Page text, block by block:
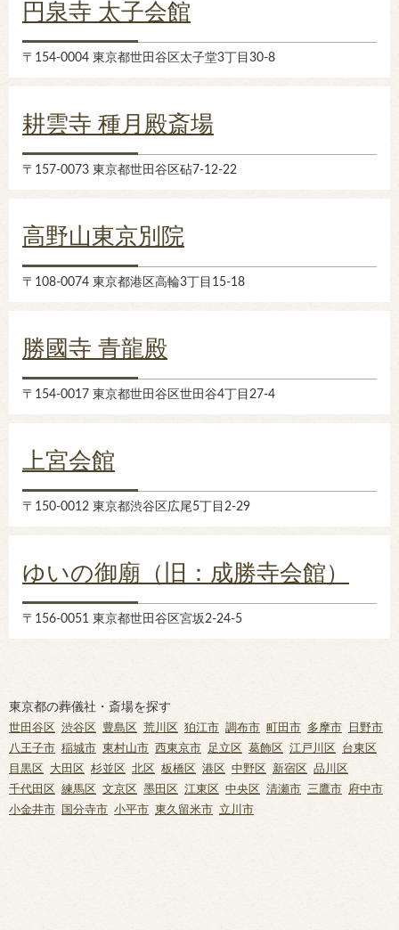
円泉寺 太子会館
〒154-0004 東京都世田谷区太子堂3丁目30-8
耕雲寺 種月殿斎場
〒157-0073 東京都世田谷区砧7-12-22
高野山東京別院
〒108-0074 東京都港区高輪3丁目15-18
勝國寺 青龍殿
〒154-0017 東京都世田谷区世田谷4丁目27-4
上宮会館
〒150-0012 東京都渋谷区広尾5丁目2-29
ゆいの御廟（旧：成勝寺会館）
〒156-0051 東京都世田谷区宮坂2-24-5
東京都の葬儀社・斎場を探す
世田谷区 渋谷区 豊島区 荒川区 狛江市 調布市 町田市 多摩市
日野市
八王子市 稲城市 東村山市 西東京市 足立区 葛飾区 江戸川区
台東区
目黒区
大田区 杉並区 北区 板橋区 港区 中野区 新宿区
品川区
千代田区
練馬区 文京区 墨田区 江東区 中央区 清瀬市 三鷹市
府中市
小金井市
国分寺市 小平市 東久留米市 立川市